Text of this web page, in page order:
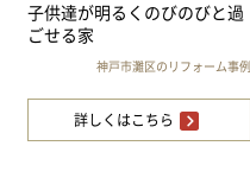
子供達が明るくのびのびと過
ごせる家
神戸市灘区のリフォーム事例
詳しくはこちら